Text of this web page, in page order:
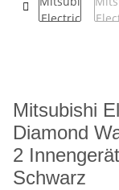
Mitsubishi
Diamond
2
Schwarz